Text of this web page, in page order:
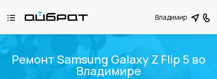
Владимир
Ремонт Samsung Galaxy Z Flip 5 во
Владимире